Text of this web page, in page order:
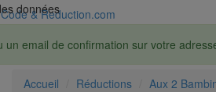
Code & Reduction.com
Accueil Réductions Aux 2
données
email de confirmation sur votre